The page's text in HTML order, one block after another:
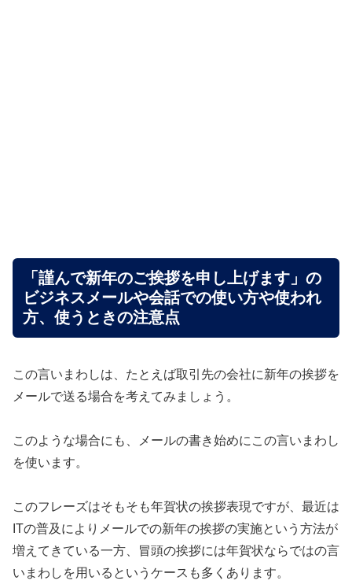
「謹んで新年のご挨拶を申し上げます」の
ビジネスメールや会話での使い方や使われ
方、使うときの注意点
この言いまわしは、たとえば取引先の会社に新年の挨拶を
メールで送る場合を考えてみましょう。
このような場合にも、メールの書き始めにこの言いまわし
を使います。
このフレーズはそもそも年賀状の挨拶表現ですが、最近は
ITの普及によりメールでの新年の挨拶の実施という方法が
増えてきている一方、冒頭の挨拶には年賀状ならではの言
いまわしを用いるというケースも多くあります。